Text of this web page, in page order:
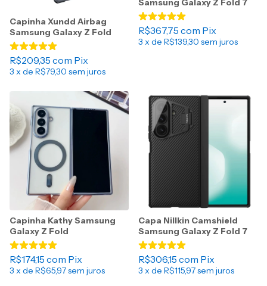
Capinha Xundd Airbag
Samsung Galaxy Z Fold
R$209,35 com Pix
3 x de R$79,30 sem juros
Samsung Galaxy Z Fold 7
R$367,75 com Pix
3 x de R$139,30 sem juros
Capinha Kathy Samsung
Galaxy Z Fold
R$174,15 com Pix
3 x de R$65,97sem juros
Capa Nillkin Camshield
Samsung Galaxy Z Fold 7
R$306,15 com Pix
3 x de R$115,97sem juros